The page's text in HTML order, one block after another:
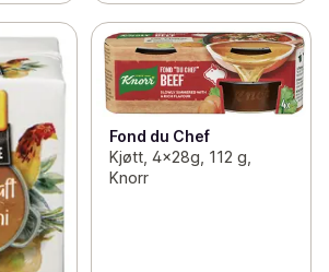
Fond du Chef
Kjøtt, 4x28g, 112 g,
Knorr